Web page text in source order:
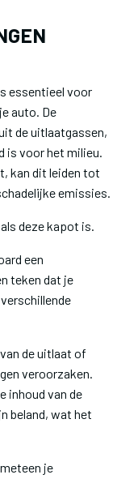
essentieel voor
auto. De
de uitlaatgassen,
is voor het milieu.
kan dit leiden tot
emissies.
deze kapot is.
een
teken dat je
de uitlaat of
veroorzaken.
inhoud van de
beland, wat het
je